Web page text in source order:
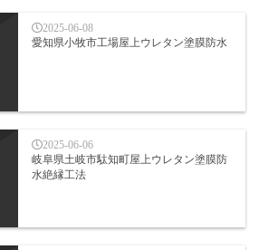
2025-06-08
愛知県小牧市工場屋上ウレタン塗膜防水
2025-06-06
岐阜県土岐市駄知町屋上ウレタン塗膜防
水絶縁工法